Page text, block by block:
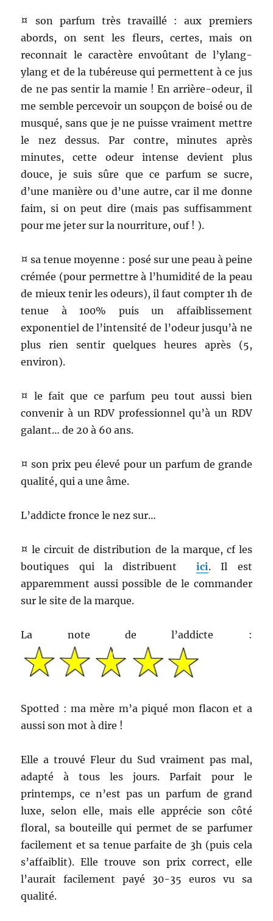
¤ son parfum très travaillé : aux premiers
abords, on sent les fleurs, certes, mais on
reconnait le caractère envoûtant de l’ylang-
ylang et de la tubéreuse qui permettent à ce jus
de ne pas sentir la mamie ! En arrière-odeur, il
me semble percevoir un soupçon de boisé ou de
musqué, sans que je ne puisse vraiment mettre
le nez dessus. Par contre, minutes après
minutes, cette odeur intense devient plus
douce, je suis sûre que ce parfum se sucre,
d’une manière ou d’une autre, car il me donne
faim, si on peut dire (mais pas suffisamment
pour me jeter sur la nourriture, ouf ! ).
¤ sa tenue moyenne : posé sur une peau à peine
crémée (pour permettre à l’humidité de la peau
de mieux tenir les odeurs), il faut compter 1h de
tenue à 100% puis un affaiblissement
exponentiel de l’intensité de l’odeur jusqu’à ne
plus rien sentir quelques heures après (5,
environ).
¤ le fait que ce parfum peu tout aussi bien
convenir à un RDV professionnel qu’à un RDV
galant… de 20 à 60 ans.
¤ son prix peu élevé pour un parfum de grande
qualité, qui a une âme.
L’addicte fronce le nez sur…
¤ le circuit de distribution de la marque, cf les
boutiques qui la distribuent
ici. Il est
apparemment aussi possible de le commander
sur le site de la marque.
La note de l’addicte :
Spotted : ma mère m’a piqué mon flacon et a
aussi son mot à dire !
Elle a trouvé Fleur du Sud vraiment pas mal,
adapté à tous les jours. Parfait pour le
printemps, ce n’est pas un parfum de grand
luxe, selon elle, mais elle apprécie son côté
floral, sa bouteille qui permet de se parfumer
facilement et sa tenue parfaite de 3h (puis cela
s’affaiblit). Elle trouve son prix correct, elle
l’aurait facilement payé 30-35 euros vu sa
qualité.